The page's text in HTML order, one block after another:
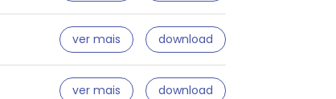
ver mais download
ver mais download